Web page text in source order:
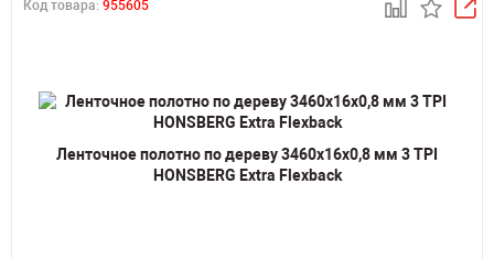
Код товара: 955605
Ленточное полотно по дереву 3460х16х0,8 мм 3 TPI
HONSBERG Extra Flexback